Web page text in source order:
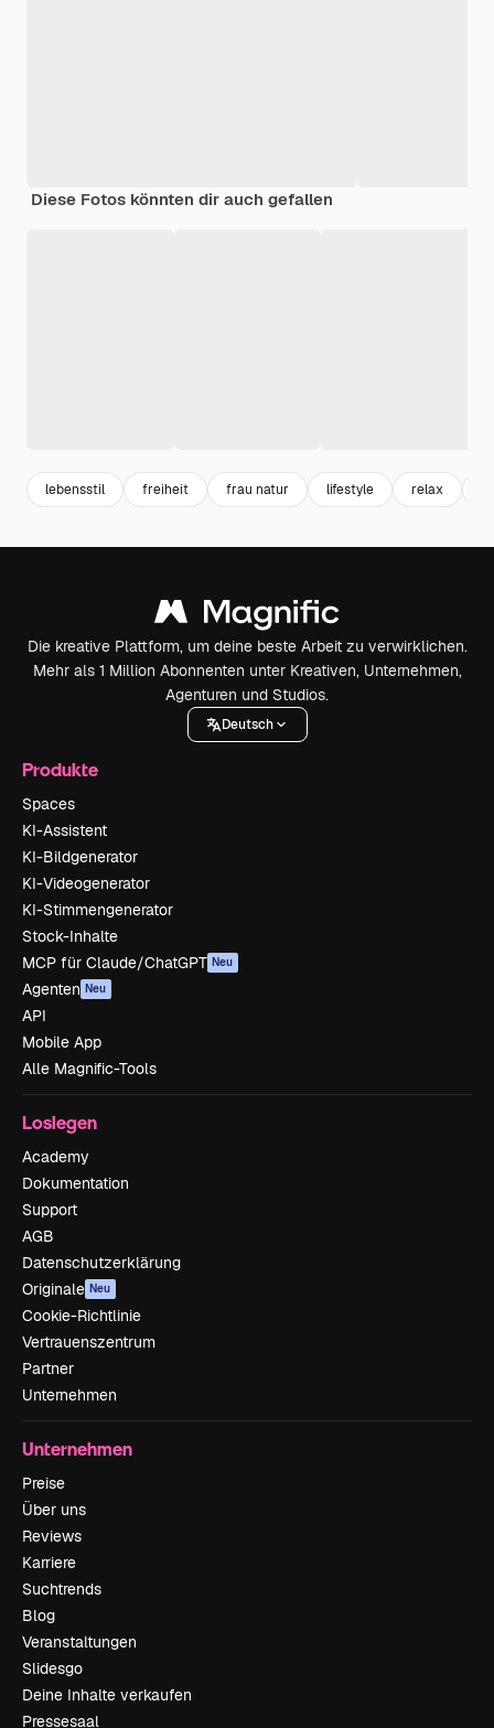
Diese Fotos könnten dir auch gefallen
lebensstil freiheit frau natur lifestyle relax
Die kreative Plattform, um deine beste Arbeit zu verwirklichen.
Mehr als 1 Million Abonnenten unter Kreativen, Unternehmen,
Agenturen und Studios.
Deutsch
Produkte
Spaces
KI-Assistent
KI-Bildgenerator
KI-Videogenerator
KI-Stimmengenerator
Stock-Inhalte
MCP für Claude/ChatGPT Neu
Agenten Neu
API
Mobile App
Alle Magnific-Tools
Loslegen
Academy
Dokumentation
Support
AGB
Datenschutzerklärung
Originale Neu
Cookie-Richtlinie
Vertrauenszentrum
Partner
Unternehmen
Unternehmen
Preise
Über uns
Reviews
Karriere
Suchtrends
Blog
Veranstaltungen
Slidesgo
Deine Inhalte verkaufen
Pressesaal